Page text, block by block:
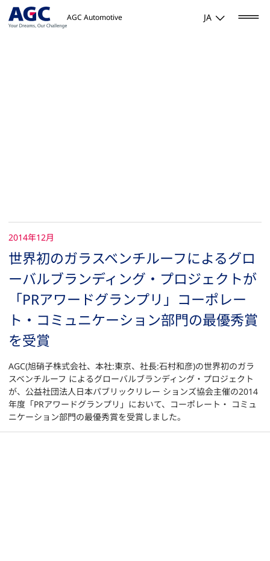
AGC Automotive JA
2014年12月
世界初のガラスベンチルーフによるグロ
ーバルブランディング・プロジェクトが
「PRアワードグランプリ」コーポレー
ト・コミュニケーション部門の最優秀賞
を受賞
AGC(旭硝子株式会社、本社:東京、社長:石村和彦)の世界初のガラ
スベンチルーフ によるグローバルブランディング・プロジェクト
が、公益社団法人日本パブリックリレー ションズ協会主催の2014
年度「PRアワードグランプリ」において、コーポレート・ コミュ
ニケーション部門の最優秀賞を受賞しました。